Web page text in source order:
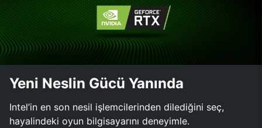
Yeni Neslin Gücü Yanında
Intel’in en son nesil işlemcilerinden dilediğini seç,
hayalindeki oyun bilgisayarını deneyimle.